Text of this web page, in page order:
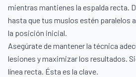
mientras mantienes la espalda recta.
hasta que tus muslos estén paralelos
la posición inicial.
Asegúrate de mantener la técnica
lesiones y maximizar los resultados.
línea recta. Ésta es la clave.